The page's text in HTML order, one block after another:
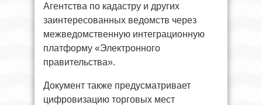
Агентства по кадастру и других
заинтересованных ведомств через
межведомственную интеграционную
платформу «Электронного
правительства».
Документ также предусматривает
цифровизацию торговых мест